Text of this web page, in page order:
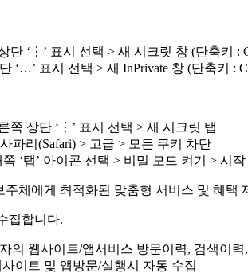
단 ‘⋮’ 표시 선택 > 새 시크릿 창 (단축키 :
‘…’ 표시 선택 > 새 InPrivate 창 (단축키 :
쪽 상단 ‘⋮’ 표시 선택 > 새 시크릿 탭
파리(Safari) > 고급 > 모든 쿠키 차단
‘탭’ 아이콘 선택 > 비밀 모드 켜기 > 시작
체에게 최적화된 맞춤형 서비스 및 혜
집합니다.
의 웹사이트/앱서비스 방문이력, 검색이력
이트 및 앱방문/실행시 자동 수집